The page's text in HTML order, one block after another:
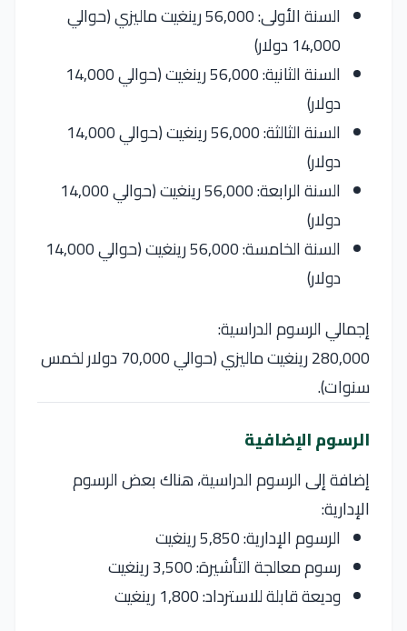
السنة الأولى: 56,000 رينغيت ماليزي (حوالي
14,000 دولار)
السنة الثانية: 56,000 رينغيت (حوالي 14,000
دولار)
السنة الثالثة: 56,000 رينغيت (حوالي 14,000
دولار)
السنة الرابعة: 56,000 رينغيت (حوالي 14,000
دولار)
السنة الخامسة: 56,000 رينغيت (حوالي 14,000
دولار)
إجمالي الرسوم الدراسية:
280,000 رينغيت ماليزي (حوالي 70,000 دولار لخمس
سنوات).
الرسوم الإضافية
إضافة إلى الرسوم الدراسية، هناك بعض الرسوم
الإدارية:
الرسوم الإدارية: 5,850 رينغيت
رسوم معالجة التأشيرة: 3,500 رينغيت
وديعة قابلة للاسترداد: 1,800 رينغيت